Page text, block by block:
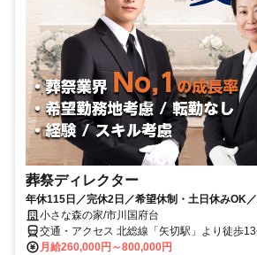
葬祭ディレクター
年休115日／完休2日／希望休制・土日休みOK
小さな森の家/市川国府台
交通・アクセス 北総線「矢切駅」より徒歩
月給260,000円～800,000円